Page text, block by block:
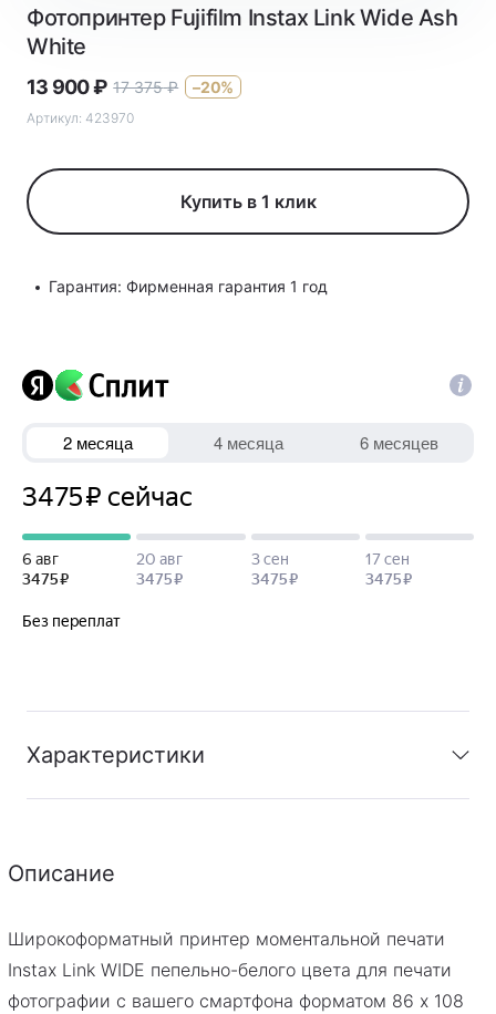
Фотопринтер Fujifilm Instax Link Wide Ash
White
13 900₽ 17 375 ₽ –20%
Артикул: 423970
Купить в 1 клик
Гарантия: Фирменная гарантия 1 год
Характеристики
Описание
Широкоформатный принтер моментальной печати
Instax Link WIDE пепельно-белого цвета для печати
фотографии с вашего смартфона форматом 86 х 108